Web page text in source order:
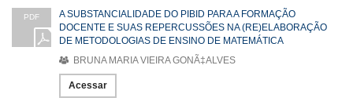
PDF
A SUBSTANCIALIDADE DO PIBID PARA A FORMAÇÃO
DOCENTE E SUAS REPERCUSSÕES NA (RE)ELABORAÇÃO
DE METODOLOGIAS DE ENSINO DE MATEMÁTICA
BRUNA MARIA VIEIRA GONÃ‡ALVES
Acessar